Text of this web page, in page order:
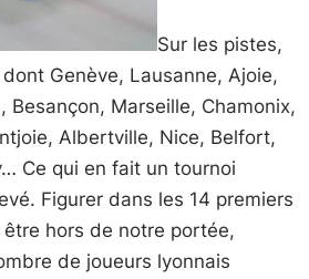
Sur les pistes,
Genève, Lausanne, Ajoie,
Besançon, Marseille, Chamonix,
Albertville, Nice, Belfort,
Ce qui en fait un tournoi
Figurer dans les 14 premiers
hors de notre portée,
de joueurs lyonnais